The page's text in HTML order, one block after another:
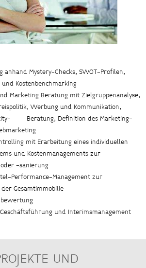
anhand Mystery-Checks, SWOT-Profilen,
Kostenbenchmarking
Marketing Beratung mit Zielgruppenanalyse,
Werbung und Kommunikation,
Beratung, Definition des Marketing-
mit Erarbeitung eines individuellen
und Kostenmanagements zur
-sanierung
Performance-Management zur
Gesamtimmobilie
und Interimsmanagement
UND